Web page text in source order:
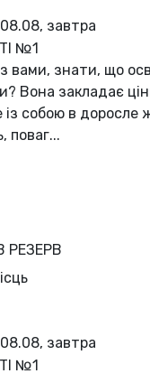
08.08, завтра
№1
вами, знати, що
Вона закладає
собою в доросле
поваг...
РЕЗЕРВ
08.08, завтра
№1